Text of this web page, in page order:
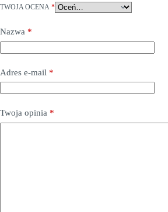
TWOJA OCENA *
Nazwa *
Adres e-mail *
Twoja opinia *